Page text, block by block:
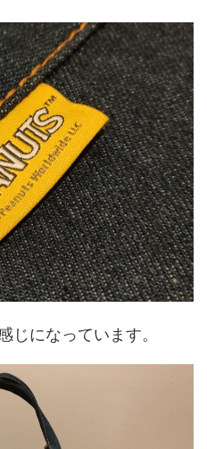
じになっています。